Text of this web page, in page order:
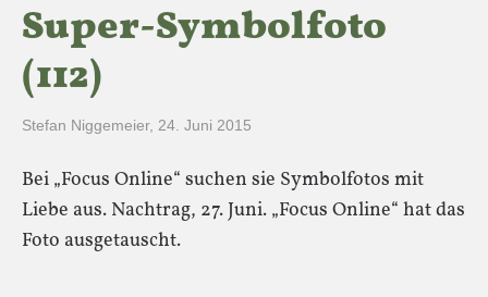
Super-Symbolfoto
(112)
Stefan Niggemeier, 24. Juni 2015
Bei „Focus Online“ suchen sie Symbolfotos mit
Liebe aus. Nachtrag, 27. Juni. „Focus Online“ hat das
Foto ausgetauscht.